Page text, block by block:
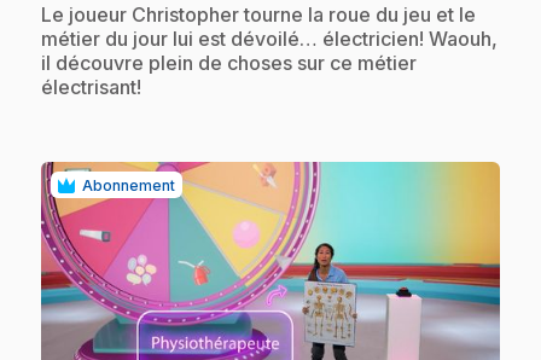
.Le joueur Christopher tourne la roue du jeu et le
métier du jour lui est dévoilé… électricien! Waouh,
il découvre plein de choses sur ce métier
électrisant!
Abonnement